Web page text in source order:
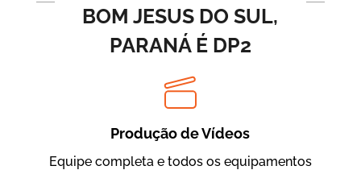
BRF Parceiros
Vídeos de Integração e Segurança
BOM JESUS DO SUL,
PARANÁ É DP2
Produção de Vídeos
Equipe completa e todos os equipamentos